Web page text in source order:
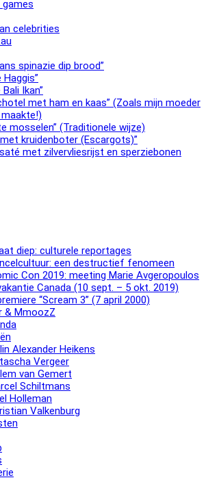
celebrities
spinazie dip brood”
Ikan”
met ham en kaas” (Zoals mijn moeder
mosselen” (Traditionele wijze)
met krui­den­bo­ter (Escargots)”
met zilvervliesrijst en sperziebonen
diep: culturele reportages
een destructief fenomeen
Con 2019: meeting Marie Avgeropoulos
Canada (10 sept. – 5 okt. 2019)
“Scream 3” (7 april 2000)
& MmoozZ
Alexander Heikens
Vergeer
van Gemert
Schiltmans
Holleman
Valkenburg